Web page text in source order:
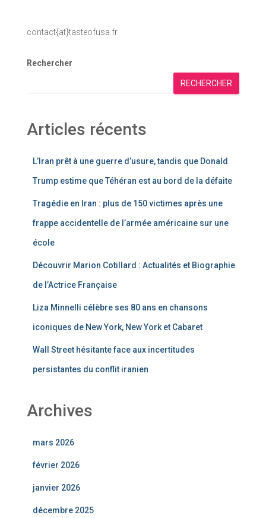
contact{at}tasteofusa.fr
Rechercher
RECHERCHER
Articles récents
L’Iran prêt à une guerre d’usure, tandis que Donald
Trump estime que Téhéran est au bord de la défaite
Tragédie en Iran : plus de 150 victimes après une
frappe accidentelle de l’armée américaine sur une
école
Découvrir Marion Cotillard : Actualités et Biographie
de l’Actrice Française
Liza Minnelli célèbre ses 80 ans en chansons
iconiques de New York, New York et Cabaret
Wall Street hésitante face aux incertitudes
persistantes du conflit iranien
Archives
mars 2026
février 2026
janvier 2026
décembre 2025